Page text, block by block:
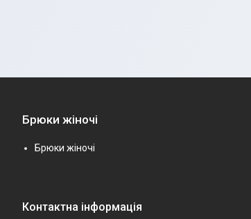
Брюки жіночі
Брюки жіночі